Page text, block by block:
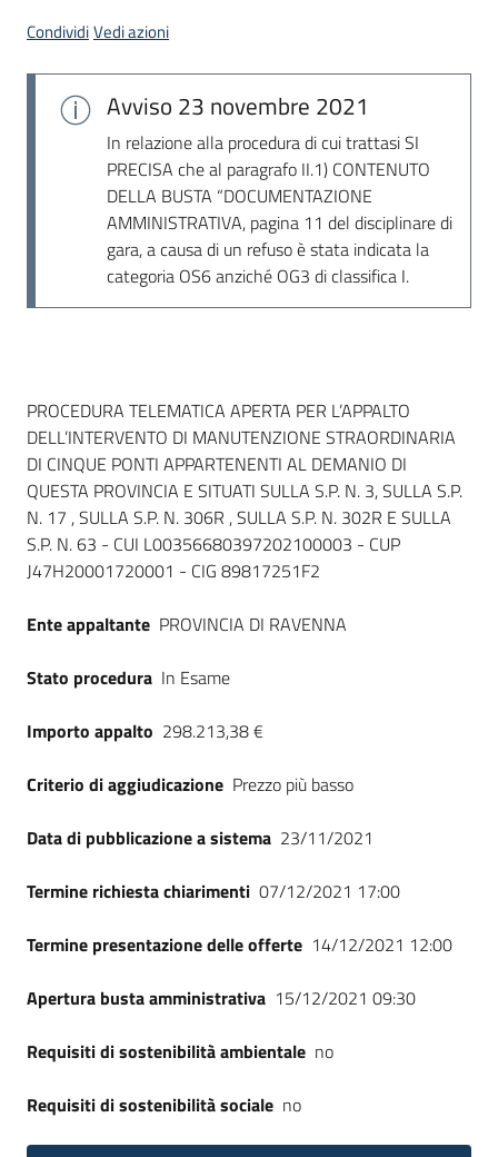
CondividiVedi azioni
Avviso 23 novembre 2021
In relazione alla procedura di cui trattasi SI
PRECISA che al paragrafo II.1) CONTENUTO
DELLA BUSTA “DOCUMENTAZIONE
AMMINISTRATIVA, pagina 11 del disciplinare di
gara, a causa di un refuso è stata indicata la
categoria OS6 anziché OG3 di classifica I.
Dati del bando
PROCEDURA TELEMATICA APERTA PER L’APPALTO
DELL’INTERVENTO DI MANUTENZIONE STRAORDINARIA
DI CINQUE PONTI APPARTENENTI AL DEMANIO DI
QUESTA PROVINCIA E SITUATI SULLA S.P. N. 3, SULLA S.P.
N. 17 , SULLA S.P. N. 306R , SULLA S.P. N. 302R E SULLA
S.P. N. 63 - CUI L00356680397202100003 - CUP
J47H20001720001 - CIG 89817251F2
Ente appaltante PROVINCIA DI RAVENNA
Stato procedura In Esame
Importo appalto 298.213,38 €
Criterio di aggiudicazione Prezzo più basso
Data di pubblicazione a sistema 23/11/2021
Termine richiesta chiarimenti 07/12/2021 17:00
Termine presentazione delle offerte 14/12/2021 12:00
Apertura busta amministrativa 15/12/2021 09:30
Requisiti di sostenibilità ambientale no
Requisiti di sostenibilità sociale no